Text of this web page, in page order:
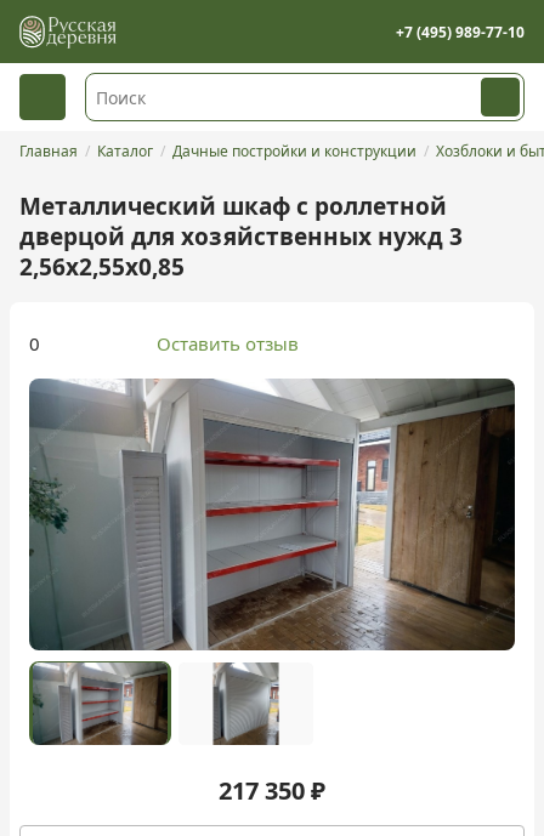
+7 (495) 989-77-10
Главная Каталог Дачные постройки и конструкции Хозблоки и
Металлический шкаф с роллетной
дверцой для хозяйственных нужд 3
2,56x2,55x0,85
0 Оставить отзыв
217 350 ₽